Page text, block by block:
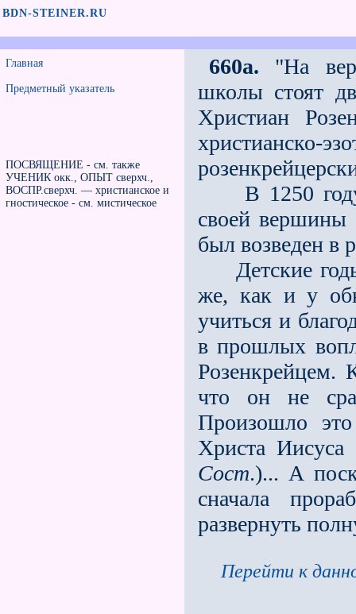
BDN-STEINER.RU
Главная
Предметный указатель
ПОСВЯЩЕНИЕ - см. также
УЧЕНИК окк., ОПЫТ сверхч.,
ВОСПР.сверхч. — христианское и
гностическое - см. мистическое
660a. "На
школы стоят
Христиан
В 1250 году
своей вершины
был возведен в
Детские
же, как и у
учиться и
в прошлых
Розенкрейцем.
что он не
Произошло
Христа
Сост.)... А
сначала
развернуть
Перейти к